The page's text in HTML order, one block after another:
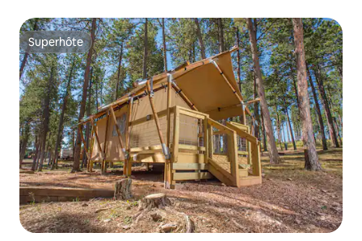
Superhôte
Superhôte